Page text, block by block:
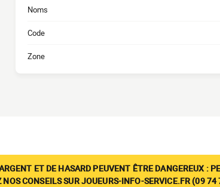
Noms
Code
Zone
ET DE HASARD PEUVENT ÊTRE DANGEREUX :
NOS CONSEILS SUR JOUEURS-INFO-SERVICE.FR (09